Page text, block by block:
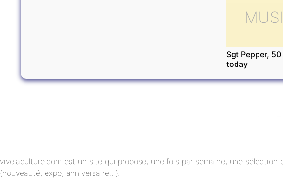
Sgt Pepper,
today
vivelaculture.com est un site qui propose, une fois par semaine, une
(nouveauté, expo, anniversaire…).